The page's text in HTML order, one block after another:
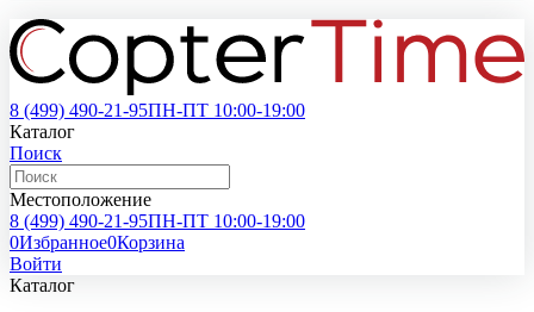
8 (499) 490-21-95ПН-ПТ 10:00-19:00
Каталог
Поиск
Местоположение
8 (499) 490-21-95ПН-ПТ 10:00-19:00
0Избранное0Корзина
Войти
Каталог